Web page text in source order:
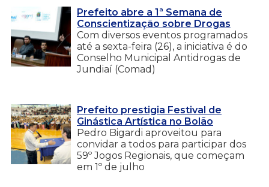
Prefeito abre a 1ª Semana de
Conscientização sobre Drogas
Com diversos eventos programados
até a sexta-feira (26), a iniciativa é do
Conselho Municipal Antidrogas de
Jundiaí (Comad)
Prefeito prestigia Festival de
Ginástica Artística no Bolão
Pedro Bigardi aproveitou para
convidar a todos para participar dos
59º Jogos Regionais, que começam
em 1º de julho